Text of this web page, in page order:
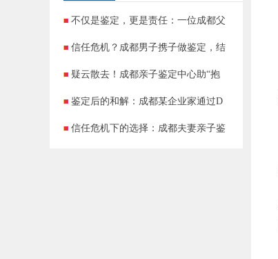
不仅是鉴定，更是责任：一位成都父
信任危机？成都男子携子做鉴定，结
疑云散去！成都亲子鉴定中心助“抱
鉴定后的和解：成都某企业家通过D
信任危机下的选择：成都夫妻亲子鉴